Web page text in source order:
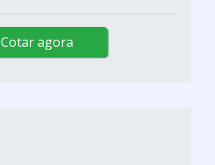
Cotar agora